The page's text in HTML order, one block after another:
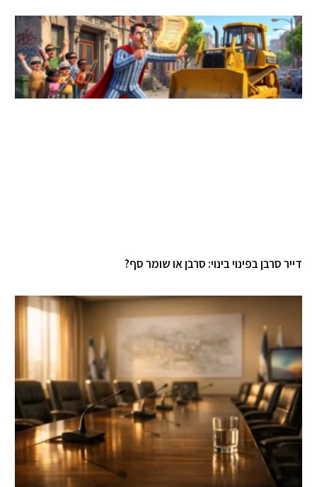
סרבן בפינוי בינוי: סרבן או שומר סף?